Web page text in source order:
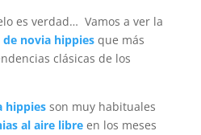
es verdad… Vamos a ver la
novia hippies que más
clásicas de los
hippies son muy habituales
al aire libreen los meses